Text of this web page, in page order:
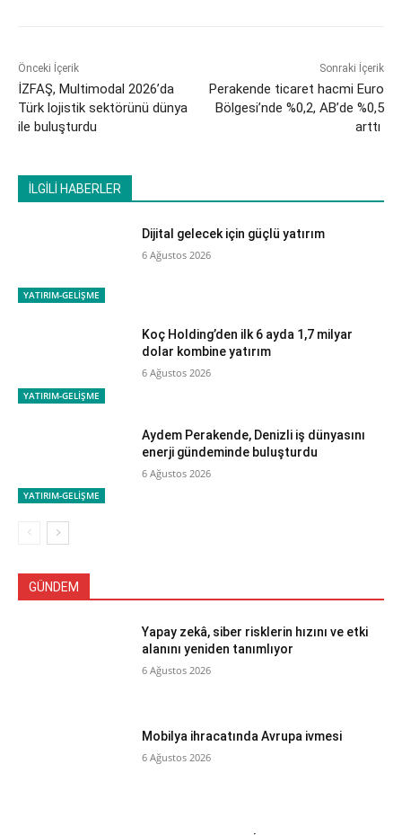
Önceki İçerik
İZFAŞ, Multimodal 2026’da
Türk lojistik sektörünü dünya
ile buluşturdu
Sonraki İçerik
Perakende ticaret hacmi Euro
Bölgesi’nde %0,2, AB’de %0,5
arttı
İLGİLİ HABERLER
YATIRIM-GELİŞME
Dijital gelecek için güçlü yatırım
6 Ağustos 2026
YATIRIM-GELİŞME
Koç Holding’den ilk 6 ayda 1,7 milyar
dolar kombine yatırım
6 Ağustos 2026
YATIRIM-GELİŞME
Aydem Perakende, Denizli iş dünyasını
enerji gündeminde buluşturdu
6 Ağustos 2026
GÜNDEM
Yapay zekâ, siber risklerin hızını ve etki
alanını yeniden tanımlıyor
6 Ağustos 2026
Mobilya ihracatında Avrupa ivmesi
6 Ağustos 2026